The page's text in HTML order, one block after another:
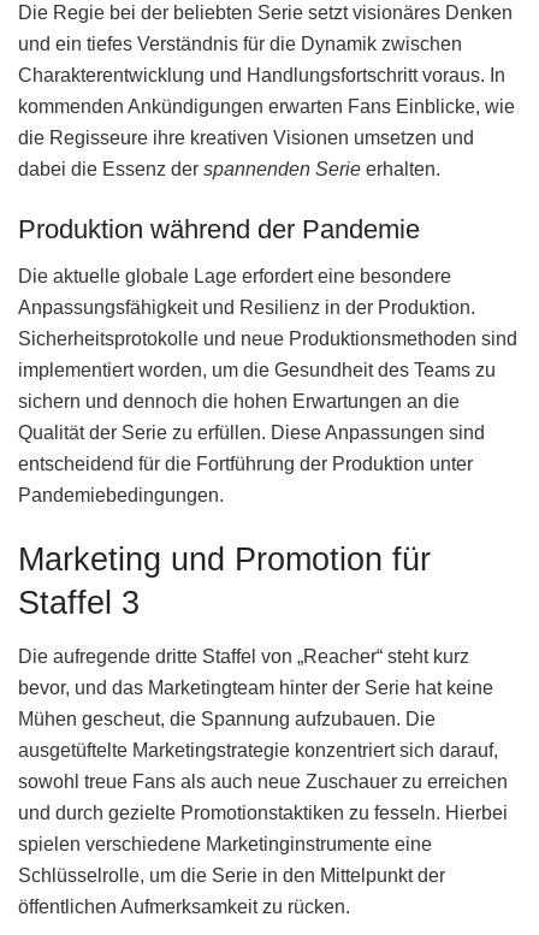
Die Regie bei der beliebten Serie setzt visionäres Denken
und ein tiefes Verständnis für die Dynamik zwischen
Charakterentwicklung und Handlungsfortschritt voraus. In
kommenden Ankündigungen erwarten Fans Einblicke, wie
die Regisseure ihre kreativen Visionen umsetzen und
dabei die Essenz der spannenden Serie erhalten.
Produktion während der Pandemie
Die aktuelle globale Lage erfordert eine besondere
Anpassungsfähigkeit und Resilienz in der Produktion.
Sicherheitsprotokolle und neue Produktionsmethoden sind
implementiert worden, um die Gesundheit des Teams zu
sichern und dennoch die hohen Erwartungen an die
Qualität der Serie zu erfüllen. Diese Anpassungen sind
entscheidend für die Fortführung der Produktion unter
Pandemiebedingungen.
Marketing und Promotion für
Staffel 3
Die aufregende dritte Staffel von „Reacher“ steht kurz
bevor, und das Marketingteam hinter der Serie hat keine
Mühen gescheut, die Spannung aufzubauen. Die
ausgetüftelte Marketingstrategie konzentriert sich darauf,
sowohl treue Fans als auch neue Zuschauer zu erreichen
und durch gezielte Promotionstaktiken zu fesseln. Hierbei
spielen verschiedene Marketinginstrumente eine
Schlüsselrolle, um die Serie in den Mittelpunkt der
öffentlichen Aufmerksamkeit zu rücken.